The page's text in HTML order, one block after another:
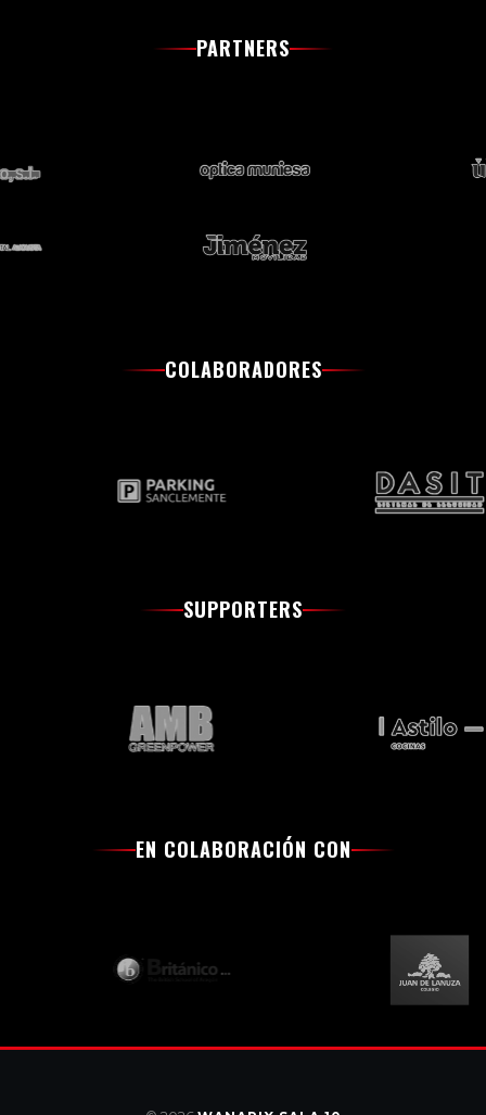
PARTNERS
COLABORADORES
SUPPORTERS
EN COLABORACIÓN CON